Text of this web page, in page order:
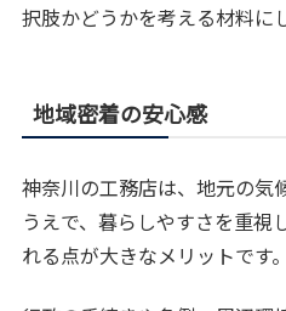
択肢かどうかを考える材料に
地域密着の安心感
神奈川の工務店は、地元の気
うえで、暮らしやすさを重視
れる点が大きなメリットです。